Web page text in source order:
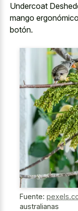
Undercoat
mango
botón.
Fuente:
australianas